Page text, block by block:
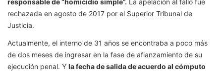
responsable de “homicidio simple”. La apelación al fallo fue
rechazada en agosto de 2017 por el Superior Tribunal de
Justicia.
Actualmente, el interno de 31 años se encontraba a poco más
de dos meses de ingresar en la fase de afianzamiento de su
ejecución penal. Y la fecha de salida de acuerdo al cómputo